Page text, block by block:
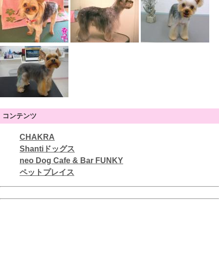
コンテンツ
CHAKRA
Shantiドッグス
neo Dog Cafe & Bar FUNKY
ペットプレイス